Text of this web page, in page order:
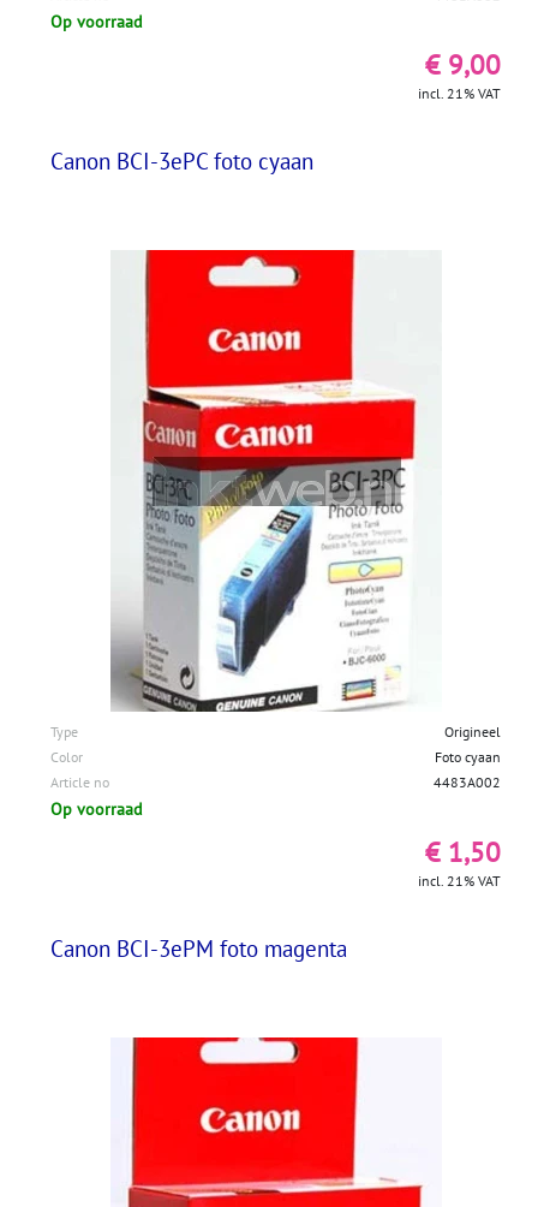
Op voorraad
€ 9,00
incl. 21% VAT
Canon BCI-3ePC foto cyaan
Type
Origineel
Color
Foto cyaan
Article no
4483A002
Op voorraad
€ 1,50
incl. 21% VAT
Canon BCI-3ePM foto magenta